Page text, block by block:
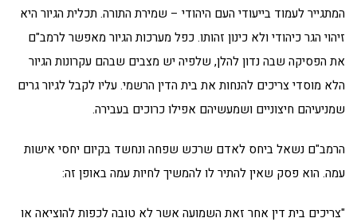
המתגייר לעמוד בייעודי העם היהודי – שמירת התורה. תכלית הגיור היא
זיהוי הגר כיהודי ולא כינון זהותו. כפל מערכות הגיור מאפשר לרמב"ם
את הפסיקה שבה נדון להלן, שלפיה יש מצבים שבהם עקרונות הגיור
הלא מוסדי צריכים להנחות את בית הדין הרשמי. עליו לקבל לגיור גרים
שמניעיהם חיצוניים ושמעשיהם אפילו כרוכים בעבירה.
הרמב"ם נשאל ביחס לאדם שרכש שפחה ונחשד בקיום יחסי אישות
עמה. הוא פסק שאין להתיר לו להמשיך לחיות עמה באופן זה:
"צריכים בית דין אחר זאת השמועה אשר לא טובה לכפות להוציאה או